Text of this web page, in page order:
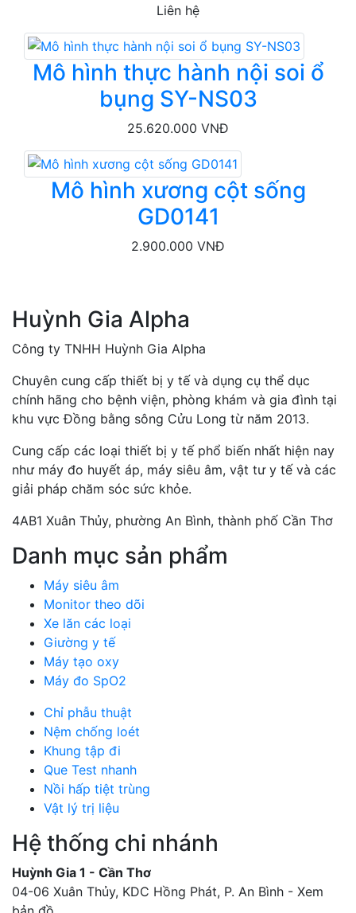
Liên hệ
Mô hình thực hành nội soi ổ
bụng SY-NS03
25.620.000 VNĐ
Mô hình xương cột sống
GD0141
2.900.000 VNĐ
Huỳnh Gia Alpha
Công ty TNHH Huỳnh Gia Alpha
Chuyên cung cấp thiết bị y tế và dụng cụ thể dục
chính hãng cho bệnh viện, phòng khám và gia đình tại
khu vực Đồng bằng sông Cửu Long từ năm 2013.
Cung cấp các loại thiết bị y tế phổ biến nhất hiện nay
như máy đo huyết áp, máy siêu âm, vật tư y tế và các
giải pháp chăm sóc sức khỏe.
4AB1 Xuân Thủy, phường An Bình, thành phố Cần Thơ
Danh mục sản phẩm
Máy siêu âm
Monitor theo dõi
Xe lăn các loại
Giường y tế
Máy tạo oxy
Máy đo SpO2
Chỉ phẫu thuật
Nệm chống loét
Khung tập đi
Que Test nhanh
Nồi hấp tiệt trùng
Vật lý trị liệu
Hệ thống chi nhánh
Huỳnh Gia 1 - Cần Thơ
04-06 Xuân Thủy, KDC Hồng Phát, P. An Bình - Xem